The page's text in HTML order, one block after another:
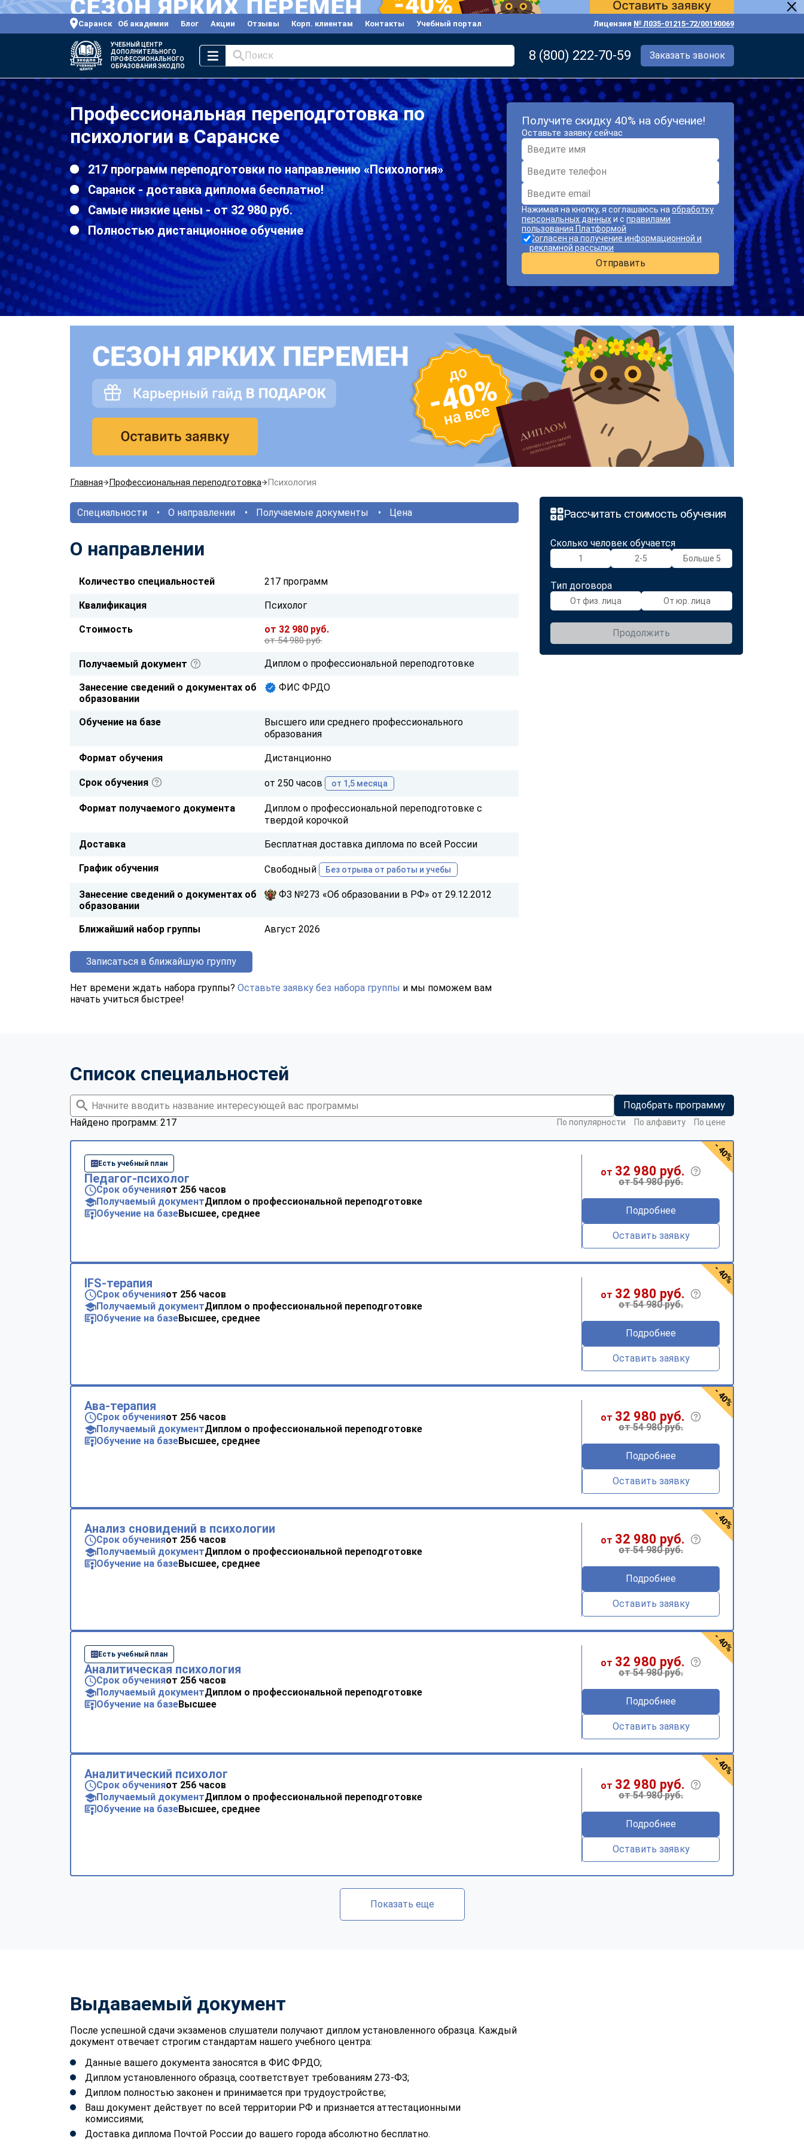
Саранск Об академии Блог Акции Отзывы Корп. клиентам Контакты Учебный портал Лицензия № Л035-01215-72/00190069
УЧЕБНЫЙ ЦЕНТР
ДОПОЛНИТЕЛЬНОГО
ПРОФЕССИОНАЛЬНОГО
ОБРАЗОВАНИЯ ЭКОДПО
Поиск 8 (800) 222-70-59 Заказать звонок
Профессиональная переподготовка по
психологии в Саранске
217 программ переподготовки по направлению «Психология»
Саранск - доставка диплома бесплатно!
Самые низкие цены - от 32 980 руб.
Полностью дистанционное обучение
Получите скидку 40% на обучение!
Оставьте заявку сейчас
Нажимая на кнопку, я соглашаюсь на обработку
персональных данныхи с правилами
пользования Платформой
Согласен на получение информационной и
рекламной рассылки
Отправить
Главная Профессиональная переподготовка Психология
Рассчитать стоимость обучения
Сколько человек обучается
1 2-5 Больше 5
Тип договора
От физ. лица От юр. лица
Продолжить
Специальности О направлении Получаемые документы Цена
О направлении
Количество специальностей 217 программ
Квалификация Психолог
Стоимость от 32 980 руб.
от 54 980 руб.
Получаемый документ Диплом о профессиональной переподготовке
Занесение сведений о документах об
образовании
ФИС ФРДО
Обучение на базе
Высшего или среднего профессионального
образования
Формат обучения Дистанционно
Срок обучения от 250 часов от 1,5 месяца
Формат получаемого документа
Диплом о профессиональной переподготовке с
твердой корочкой
Доставка Бесплатная доставка диплома по всей России
График обучения Свободный Без отрыва от работы и учебы
Занесение сведений о документах об
образовании
ФЗ №273 «Об образовании в РФ» от 29.12.2012
Ближайший набор группы Август 2026
Записаться в ближайшую группу
Нет времени ждать набора группы? Оставьте заявку без набора группы и мы поможем вам
начать учиться быстрее!
Список специальностей
Подобрать программу
Найдено программ: 217
По популярности По алфавиту По цене
Есть учебный план
Педагог-психолог
Срок обученияот 256 часов
Получаемый документДиплом о профессиональной переподготовке
Обучение на базеВысшее, среднее
от 32 980 руб.
от 54 980 руб.
Подробнее
Оставить заявку
- 40%
IFS-терапия
Срок обученияот 256 часов
Получаемый документДиплом о профессиональной переподготовке
Обучение на базеВысшее, среднее
от 32 980 руб.
от 54 980 руб.
Подробнее
Оставить заявку
- 40%
Ава-терапия
Срок обученияот 256 часов
Получаемый документДиплом о профессиональной переподготовке
Обучение на базеВысшее, среднее
от 32 980 руб.
от 54 980 руб.
Подробнее
Оставить заявку
- 40%
Анализ сновидений в психологии
Срок обученияот 256 часов
Получаемый документДиплом о профессиональной переподготовке
Обучение на базеВысшее, среднее
от 32 980 руб.
от 54 980 руб.
Подробнее
Оставить заявку
- 40%
Есть учебный план
Аналитическая психология
Срок обученияот 256 часов
Получаемый документДиплом о профессиональной переподготовке
Обучение на базеВысшее
от 32 980 руб.
от 54 980 руб.
Подробнее
Оставить заявку
- 40%
Аналитический психолог
Срок обученияот 256 часов
Получаемый документДиплом о профессиональной переподготовке
Обучение на базеВысшее, среднее
от 32 980 руб.
от 54 980 руб.
Подробнее
Оставить заявку
- 40%
Показать еще
Выдаваемый документ
После успешной сдачи экзаменов слушатели получают диплом установленного образца. Каждый
документ отвечает строгим стандартам нашего учебного центра:
Данные вашего документа заносятся в ФИС ФРДО;
Диплом установленного образца, соответствует требованиям 273-ФЗ;
Диплом полностью законен и принимается при трудоустройстве;
Ваш документ действует по всей территории РФ и признается аттестационными
комиссиями;
Доставка диплома Почтой России до вашего города абсолютно бесплатно.